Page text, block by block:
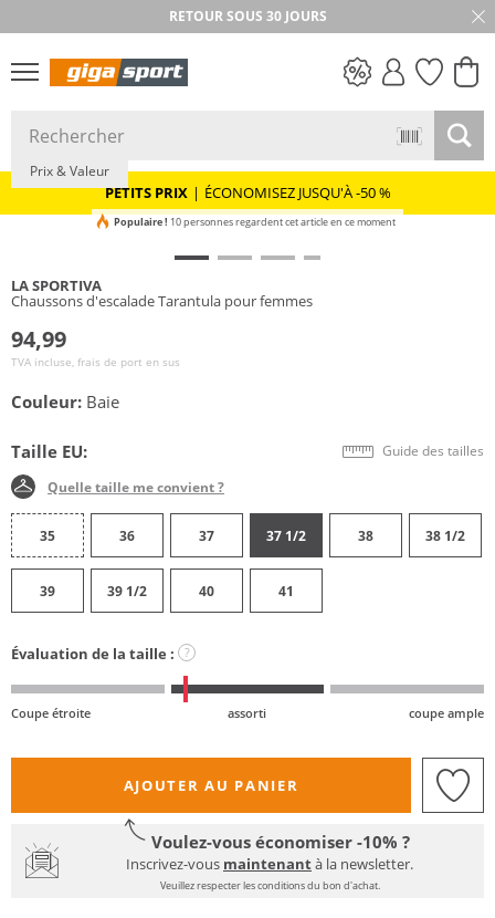
RETOUR SOUS 30 JOURS
PETITS PRIX
PETITS PRIX | ÉCONOMISEZ JUSQU'À -50 %
Prix & Valeur
Populaire ! 10 personnes regardent cet article en ce moment
LA SPORTIVA
Chaussons d'escalade Tarantula pour femmes
94,99
TVA incluse, frais de port en sus
Couleur: Baie
Taille EU: Guide des tailles
Quelle taille me convient ?
35 36 37 37 1/2 38 38 1/2
39 39 1/2 40 41
Évaluation de la taille : ?
Coupe étroite assorti coupe ample
AJOUTER AU PANIER
Voulez-vous économiser -10% ?
Inscrivez-vous maintenantà la newsletter.
Veuillez respecter les conditions du bon d'achat.